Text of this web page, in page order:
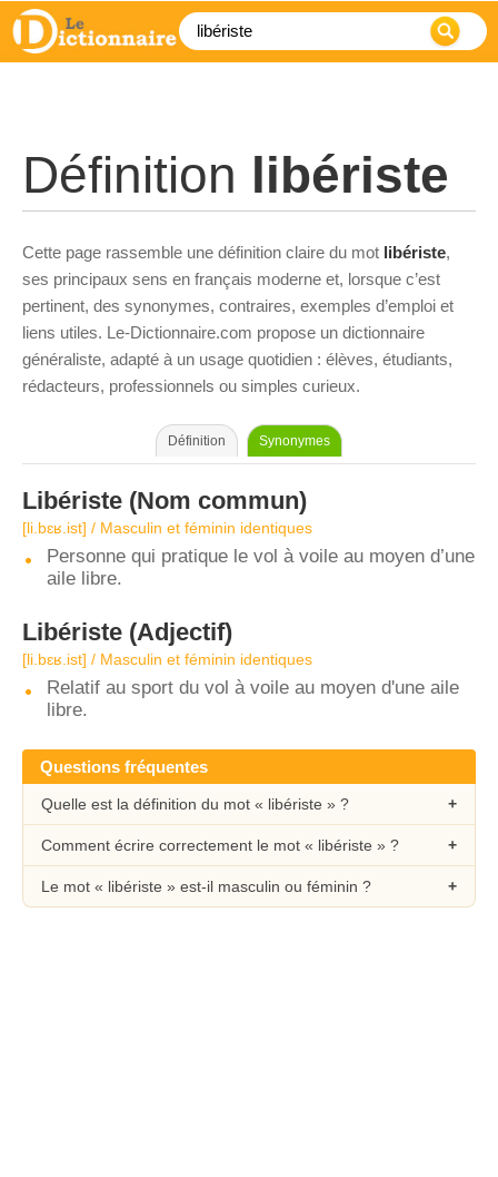
Définition libériste
Cette page rassemble une définition claire du mot libériste,
ses principaux sens en français moderne et, lorsque c’est
pertinent, des synonymes, contraires, exemples d’emploi et
liens utiles. Le-Dictionnaire.com propose un dictionnaire
généraliste, adapté à un usage quotidien : élèves, étudiants,
rédacteurs, professionnels ou simples curieux.
Définition Synonymes
Libériste (Nom commun)
[li.bɛʁ.ist] / Masculin et féminin identiques
Personne qui pratique le vol à voile au moyen d’une
aile libre.
Libériste (Adjectif)
[li.bɛʁ.ist] / Masculin et féminin identiques
Relatif au sport du vol à voile au moyen d'une aile
libre.
Questions fréquentes
Quelle est la définition du mot « libériste » ?
Comment écrire correctement le mot « libériste » ?
Le mot « libériste » est-il masculin ou féminin ?